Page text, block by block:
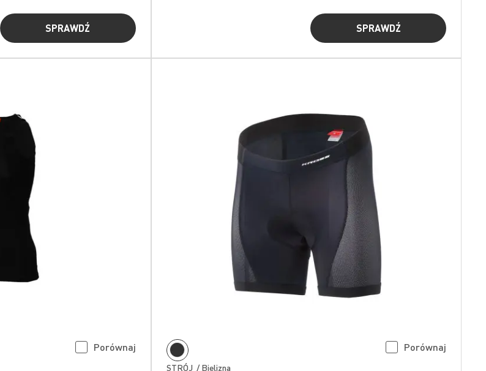
SPRAWDŹ SPRAWDŹ
Porównaj
STRÓJ / Bielizna
Porównaj